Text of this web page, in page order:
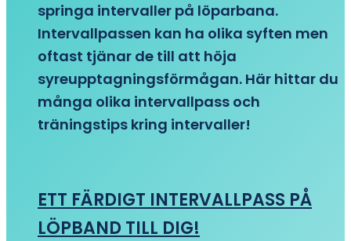
springa intervaller på löparbana.
Intervallpassen kan ha olika syften men
oftast tjänar de till att höja
syreupptagningsförmågan. Här hittar du
många olika intervallpass och
träningstips kring intervaller!
ETT FÄRDIGT INTERVALLPASS PÅ
LÖPBAND TILL DIG!